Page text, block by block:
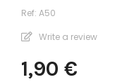
Ref: A50
Write a review
1,90 €